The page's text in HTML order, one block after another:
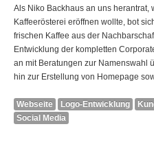
Als Niko Backhaus an uns herantrat,
Kaffeerösterei eröffnen wollte, bot
frischen Kaffee aus der
Entwicklung der kompletten
an mit Beratungen zur Namenswahl
hin zur Erstellung von Homepage
Webseite Logo-Entwicklung
Social Media